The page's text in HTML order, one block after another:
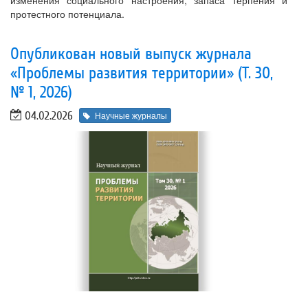
протестного потенциала.
Опубликован новый выпуск журнала
«Проблемы развития территории» (Т. 30,
№ 1, 2026)
04.02.2026 Научные журналы